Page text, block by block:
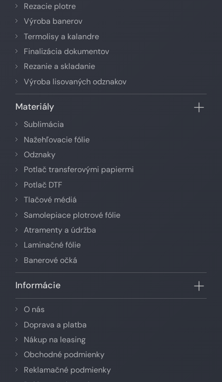
Rezacie plotre
Výroba banerov
Termolisy a kalandre
Finalizácia dokumentov
Rezanie a skladanie
Výroba lisovaných odznakov
Materiály
Sublimácia
Nažehľovacie fólie
Odznaky
Potlač transferovými papiermi
Potlač DTF
Tlačové médiá
Samolepiace plotrové fólie
Atramenty a údržba
Laminačné fólie
Banerové očká
Informácie
O nás
Doprava a platba
Nákup na leasing
Obchodné podmienky
Reklamačné podmienky